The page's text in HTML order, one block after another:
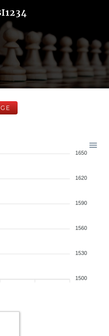
1650
1620
1590
1560
1530
1500